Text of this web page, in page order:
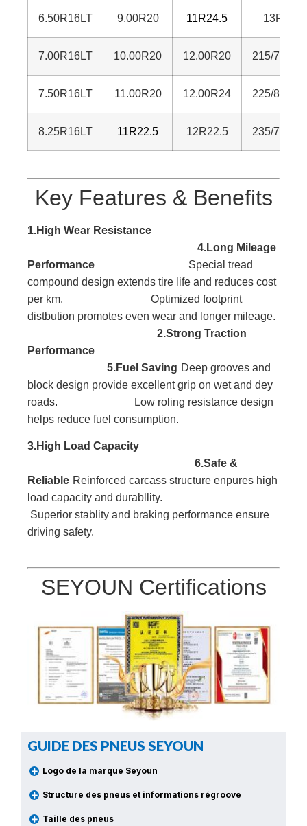
6.50R16LT 9.00R20 11R24.5 13R22.5
7.00R16LT 10.00R20 12.00R20 215/
7.50R16LT 11.00R20 12.00R24 225/
8.25R16LT 11R22.5 12R22.5 235/
Key Features & Benefits
1.High Wear Resistance
4.Long Mileage
Performance
Special tread
compound design extends tire life and reduces cost
per km. Optimized footprint
distbution promotes even wear and longer mileage.
2.Strong Traction
Performance
5.Fuel Saving Deep grooves and
block design provide excellentgrip on wet and dey
roads. Low roling resistance design
helps reduce fuel consumption.
3.High Load Capacity
6.Safe &
Reliable Reinforced carcass structure enpures high
oad capacity and durabllity.
Superior stablity and braking performance ensure
driving safety.
SEYOUN Certifications
GUIDE DES PNEUS SEYOUN
Logo de la marque Seyoun
Structure des pneus et informations régroove
Taille des pneus